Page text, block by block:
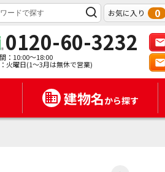
お気に入り 0
0120-60-3232
：10:00～18:00
火曜日(1～3月は無休で営業)
建物名から探す